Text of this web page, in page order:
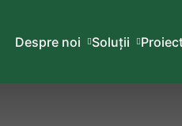
Despre noi Soluții